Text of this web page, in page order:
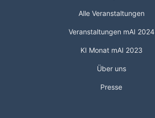
Alle Veranstaltungen
Veranstaltungen mAI 2024
KI Monat mAI 2023
Über uns
Presse